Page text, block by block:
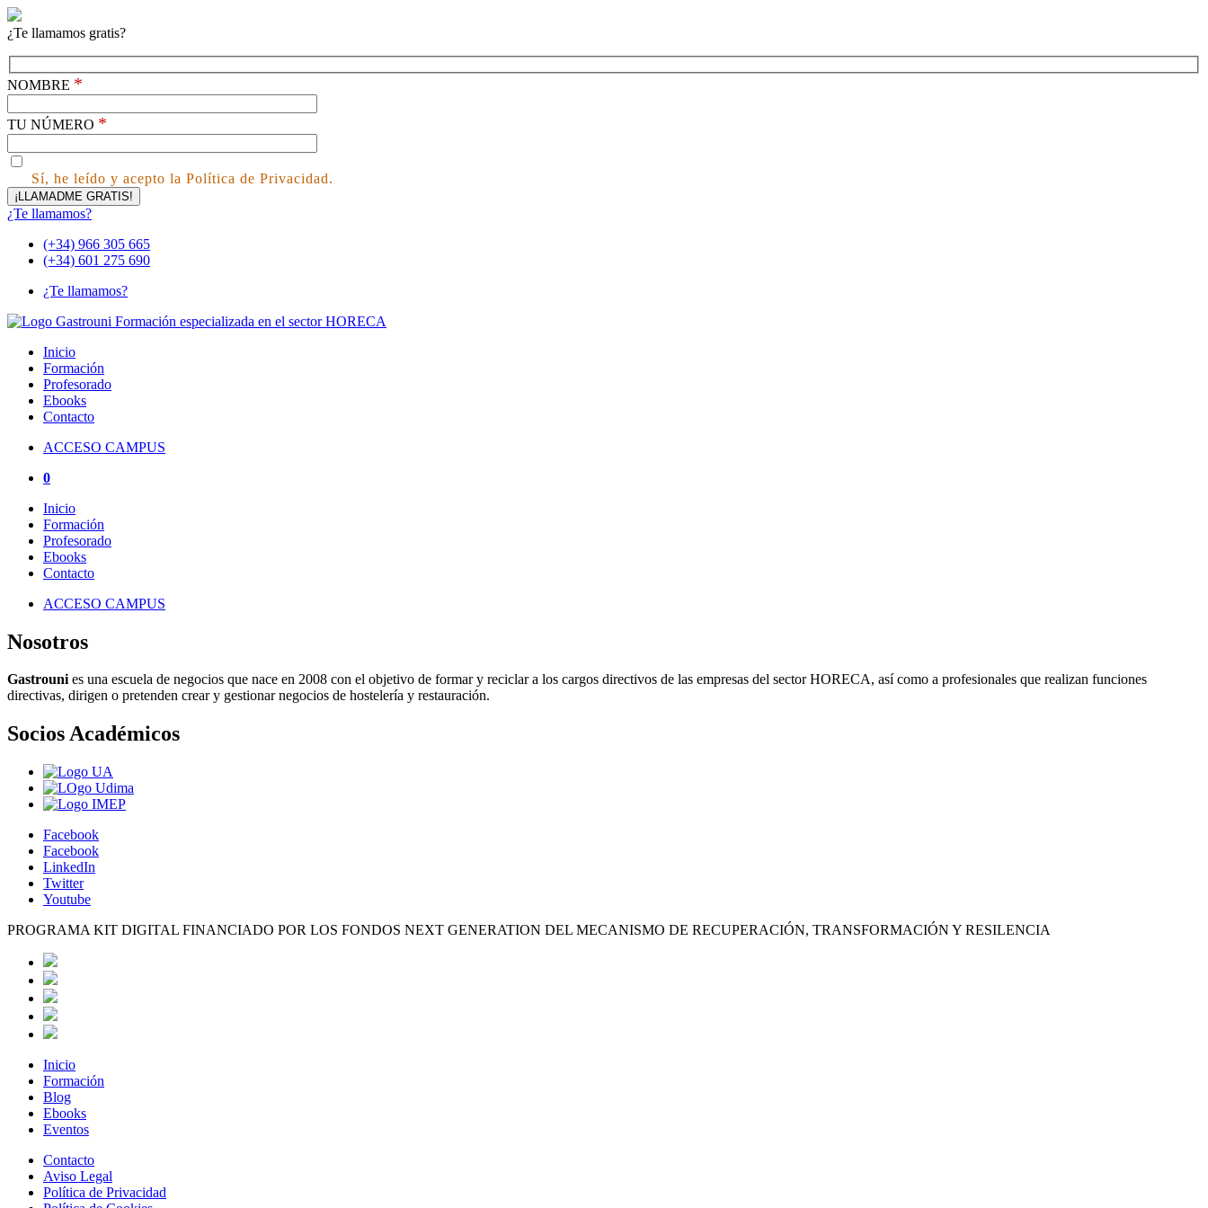
¿Te llamamos gratis?
NOMBRE *
TU NÚMERO *
Sí, he leído y acepto la Política de Privacidad.
¿Te llamamos?
(+34) 966 305 665
(+34) 601 275 690
¿Te llamamos?
Inicio
Formación
Profesorado
Ebooks
Contacto
ACCESO CAMPUS
0
Inicio
Formación
Profesorado
Ebooks
Contacto
ACCESO CAMPUS
Nosotros
Gastrounies una escuela de negocios que nace en 2008 con el objetivo de formar y reciclar a los cargos directivos de las empresas del sector HORECA, así como a profesionales que realizan funciones
directivas, dirigen o pretenden crear y gestionar negocios de hostelería y restauración.
Socios Académicos
Facebook
Facebook
LinkedIn
Twitter
Youtube
PROGRAMA KIT DIGITAL FINANCIADO POR LOS FONDOS NEXT GENERATION DEL MECANISMO DE RECUPERACIÓN, TRANSFORMACIÓN Y RESILENCIA
Inicio
Formación
Blog
Ebooks
Eventos
Contacto
Aviso Legal
Política de Privacidad